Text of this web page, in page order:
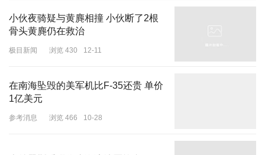
小伙夜骑疑与黄麂相撞 小伙断了2根
骨头黄麂仍在救治
极目新闻 浏览 430 12-11
在南海坠毁的美军机比F-35还贵 单价
1亿美元
参考消息 浏览 466 10-28